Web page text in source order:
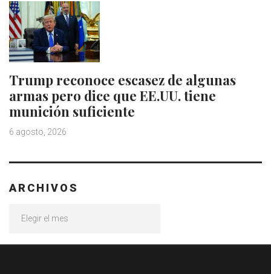
Trump reconoce escasez de algunas
armas pero dice que EE.UU. tiene
munición suficiente
6 agosto, 2026
ARCHIVOS